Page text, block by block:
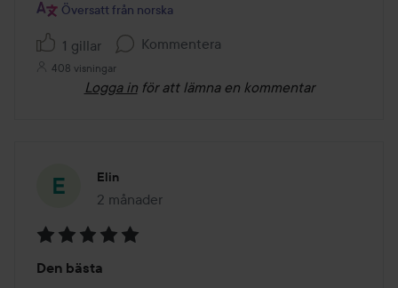
Översatt från norska
1 gillar Kommentera
408 visningar
Logga in för att lämna en kommentar
Elin
2 månader
Inlägget skapades 2 månader
5
Den bästa